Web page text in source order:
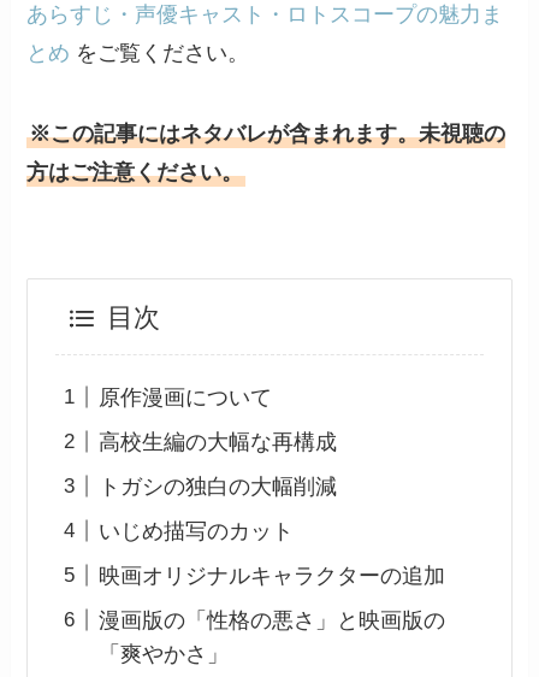
あらすじ・声優キャスト・ロトスコープの魅力ま
とめ をご覧ください。
※この記事にはネタバレが含まれます。未視聴の
方はご注意ください。
目次
原作漫画について
高校生編の大幅な再構成
トガシの独白の大幅削減
いじめ描写のカット
映画オリジナルキャラクターの追加
漫画版の「性格の悪さ」と映画版の
「爽やかさ」